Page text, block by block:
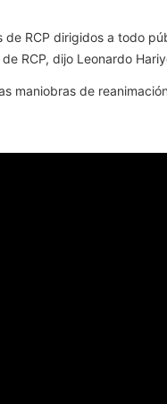
RCP dirigidos a todo
RCP, dijo Leonardo
maniobras de